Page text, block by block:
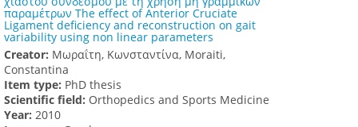
παραμέτρων The effect of Anterior Cruciate
Ligament deficiency and reconstruction on gait
variability using non linear parameters
Creator: Μωραΐτη, Κωνσταντίνα, Moraiti,
Constantina
Item type: PhD thesis
Scientific field: Orthopedics and Sports Medicine
Υear: 2010